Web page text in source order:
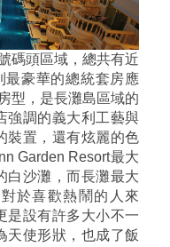
碼頭區域，總共有近
最豪華的總統套房應
型，是長灘島區域的
強調的義大利工藝與
裝置，還有炫麗的色
Garden Resort最大
白沙灘，而長灘最大
於喜歡熱鬧的人來
是設有許多大小不一
天使形狀，也成了飯